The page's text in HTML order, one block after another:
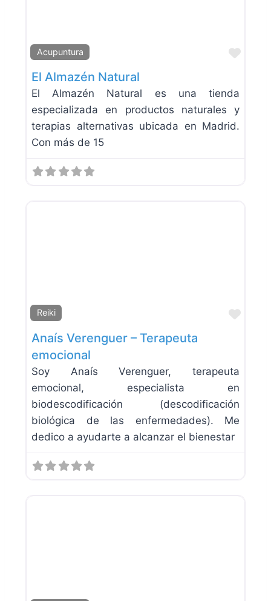
Acupuntura
El Almazén Natural
El Almazén Natural es una tienda
especializada en productos naturales y
terapias alternativas ubicada en Madrid.
Con más de 15
Reiki
Anaís Verenguer – Terapeuta
emocional
Soy Anaís Verenguer, terapeuta
emocional, especialista en
biodescodificación (descodificación
biológica de las enfermedades). Me
dedico a ayudarte a alcanzar el bienestar